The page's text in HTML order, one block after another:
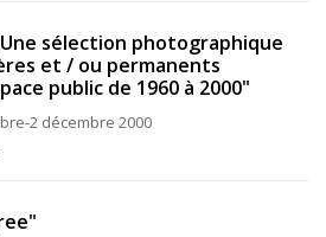
sélection photographique
et / ou permanents
public de 1960 à 2000"
2 décembre 2000